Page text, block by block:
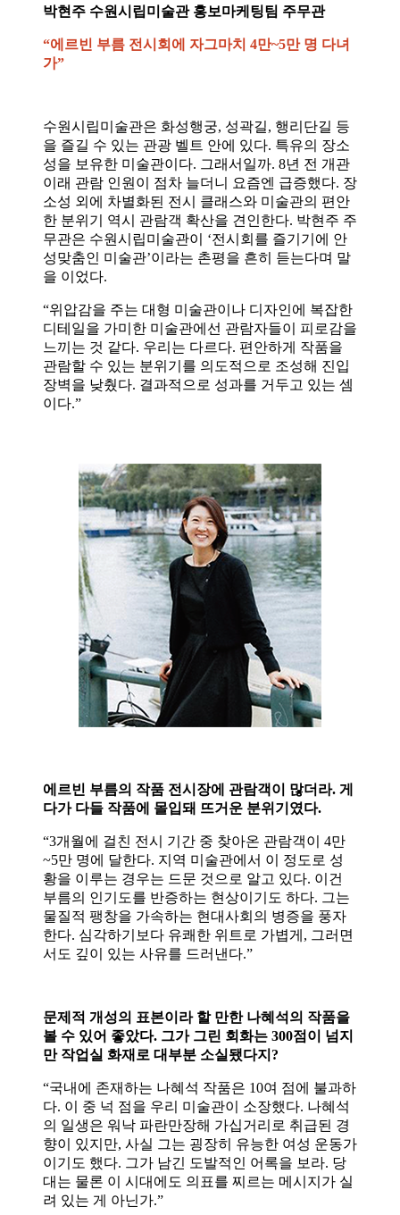
박현주 수원시립미술관 홍보마케팅팀 주무관
“에르빈 부름 전시회에 자그마치 4만~5만 명 다녀
가”
수원시립미술관은 화성행궁, 성곽길, 행리단길 등
을 즐길 수 있는 관광 벨트 안에 있다. 특유의 장소
성을 보유한 미술관이다. 그래서일까. 8년 전 개관
이래 관람 인원이 점차 늘더니 요즘엔 급증했다. 장
소성 외에 차별화된 전시 클래스와 미술관의 편안
한 분위기 역시 관람객 확산을 견인한다. 박현주 주
무관은 수원시립미술관이 ‘전시회를 즐기기에 안
성맞춤인 미술관’이라는 촌평을 흔히 듣는다며 말
을 이었다.
“위압감을 주는 대형 미술관이나 디자인에 복잡한
디테일을 가미한 미술관에선 관람자들이 피로감을
느끼는 것 같다. 우리는 다르다. 편안하게 작품을
관람할 수 있는 분위기를 의도적으로 조성해 진입
장벽을 낮췄다. 결과적으로 성과를 거두고 있는 셈
이다.”
에르빈 부름의 작품 전시장에 관람객이 많더라. 게
다가 다들 작품에 몰입돼 뜨거운 분위기였다.
“3개월에 걸친 전시 기간 중 찾아온 관람객이 4만
~5만 명에 달한다. 지역 미술관에서 이 정도로 성
황을 이루는 경우는 드문 것으로 알고 있다. 이건
부름의 인기도를 반증하는 현상이기도 하다. 그는
물질적 팽창을 가속하는 현대사회의 병증을 풍자
한다. 심각하기보다 유쾌한 위트로 가볍게, 그러면
서도 깊이 있는 사유를 드러낸다.”
문제적 개성의 표본이라 할 만한 나혜석의 작품을
볼 수 있어 좋았다. 그가 그린 회화는 300점이 넘지
만 작업실 화재로 대부분 소실됐다지?
“국내에 존재하는 나혜석 작품은 10여 점에 불과하
다. 이 중 넉 점을 우리 미술관이 소장했다. 나혜석
의 일생은 워낙 파란만장해 가십거리로 취급된 경
향이 있지만, 사실 그는 굉장히 유능한 여성 운동가
이기도 했다. 그가 남긴 도발적인 어록을 보라. 당
대는 물론 이 시대에도 의표를 찌르는 메시지가 실
려 있는 게 아닌가.”